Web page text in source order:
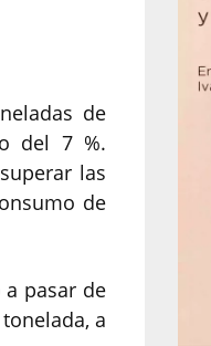
de
del 7 %.
las
de
a pasar de
a